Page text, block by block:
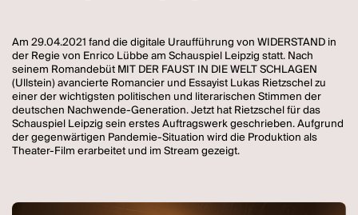
Am 29.04.2021 fand die digitale Uraufführung von WIDERSTAND in
der Regie von Enrico Lübbe am Schauspiel Leipzig statt. Nach
seinem Romandebüt MIT DER FAUST IN DIE WELT SCHLAGEN
(Ullstein) avancierte Romancier und Essayist Lukas Rietzschel zu
einer der wichtigsten politischen und literarischen Stimmen der
deutschen Nachwende-Generation. Jetzt hat Rietzschel für das
Schauspiel Leipzig sein erstes Auftragswerk geschrieben. Aufgrund
der gegenwärtigen Pandemie-Situation wird die Produktion als
Theater-Film erarbeitet und im Stream gezeigt.